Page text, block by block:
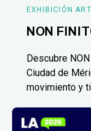
EXHIBICIÓN
NON
Descubre
Ciudad de
movimiento y